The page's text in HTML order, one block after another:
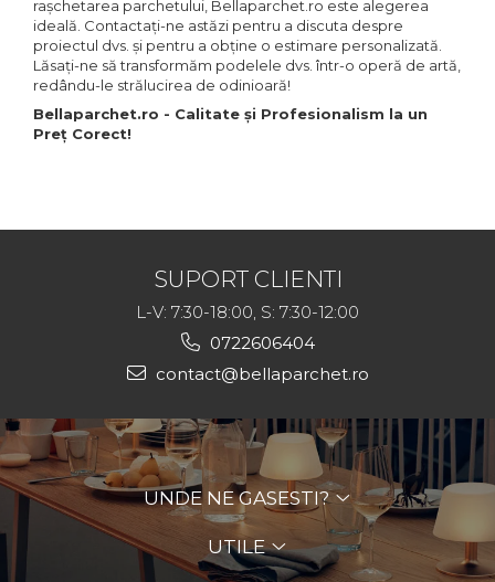
rașchetarea parchetului, Bellaparchet.ro este alegerea
ideală. Contactați-ne astăzi pentru a discuta despre
proiectul dvs. și pentru a obține o estimare personalizată.
Lăsați-ne să transformăm podelele dvs. într-o operă de artă,
redându-le strălucirea de odinioară!
Bellaparchet.ro - Calitate și Profesionalism la un
Preț Corect!
SUPORT CLIENTI
L-V: 7:30-18:00, S: 7:30-12:00
0722606404
contact@bellaparchet.ro
UNDE NE GASESTI?
UTILE